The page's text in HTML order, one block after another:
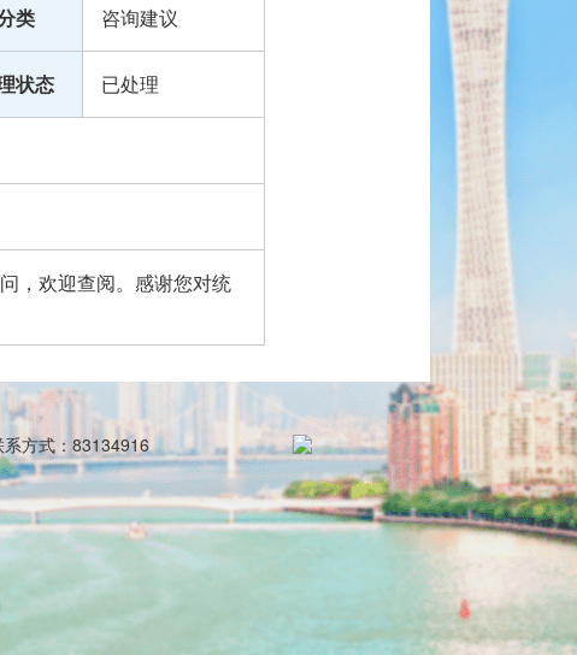
类 咨询建议
状态 已处理
，欢迎查阅。感谢您对统
系方式：83134916